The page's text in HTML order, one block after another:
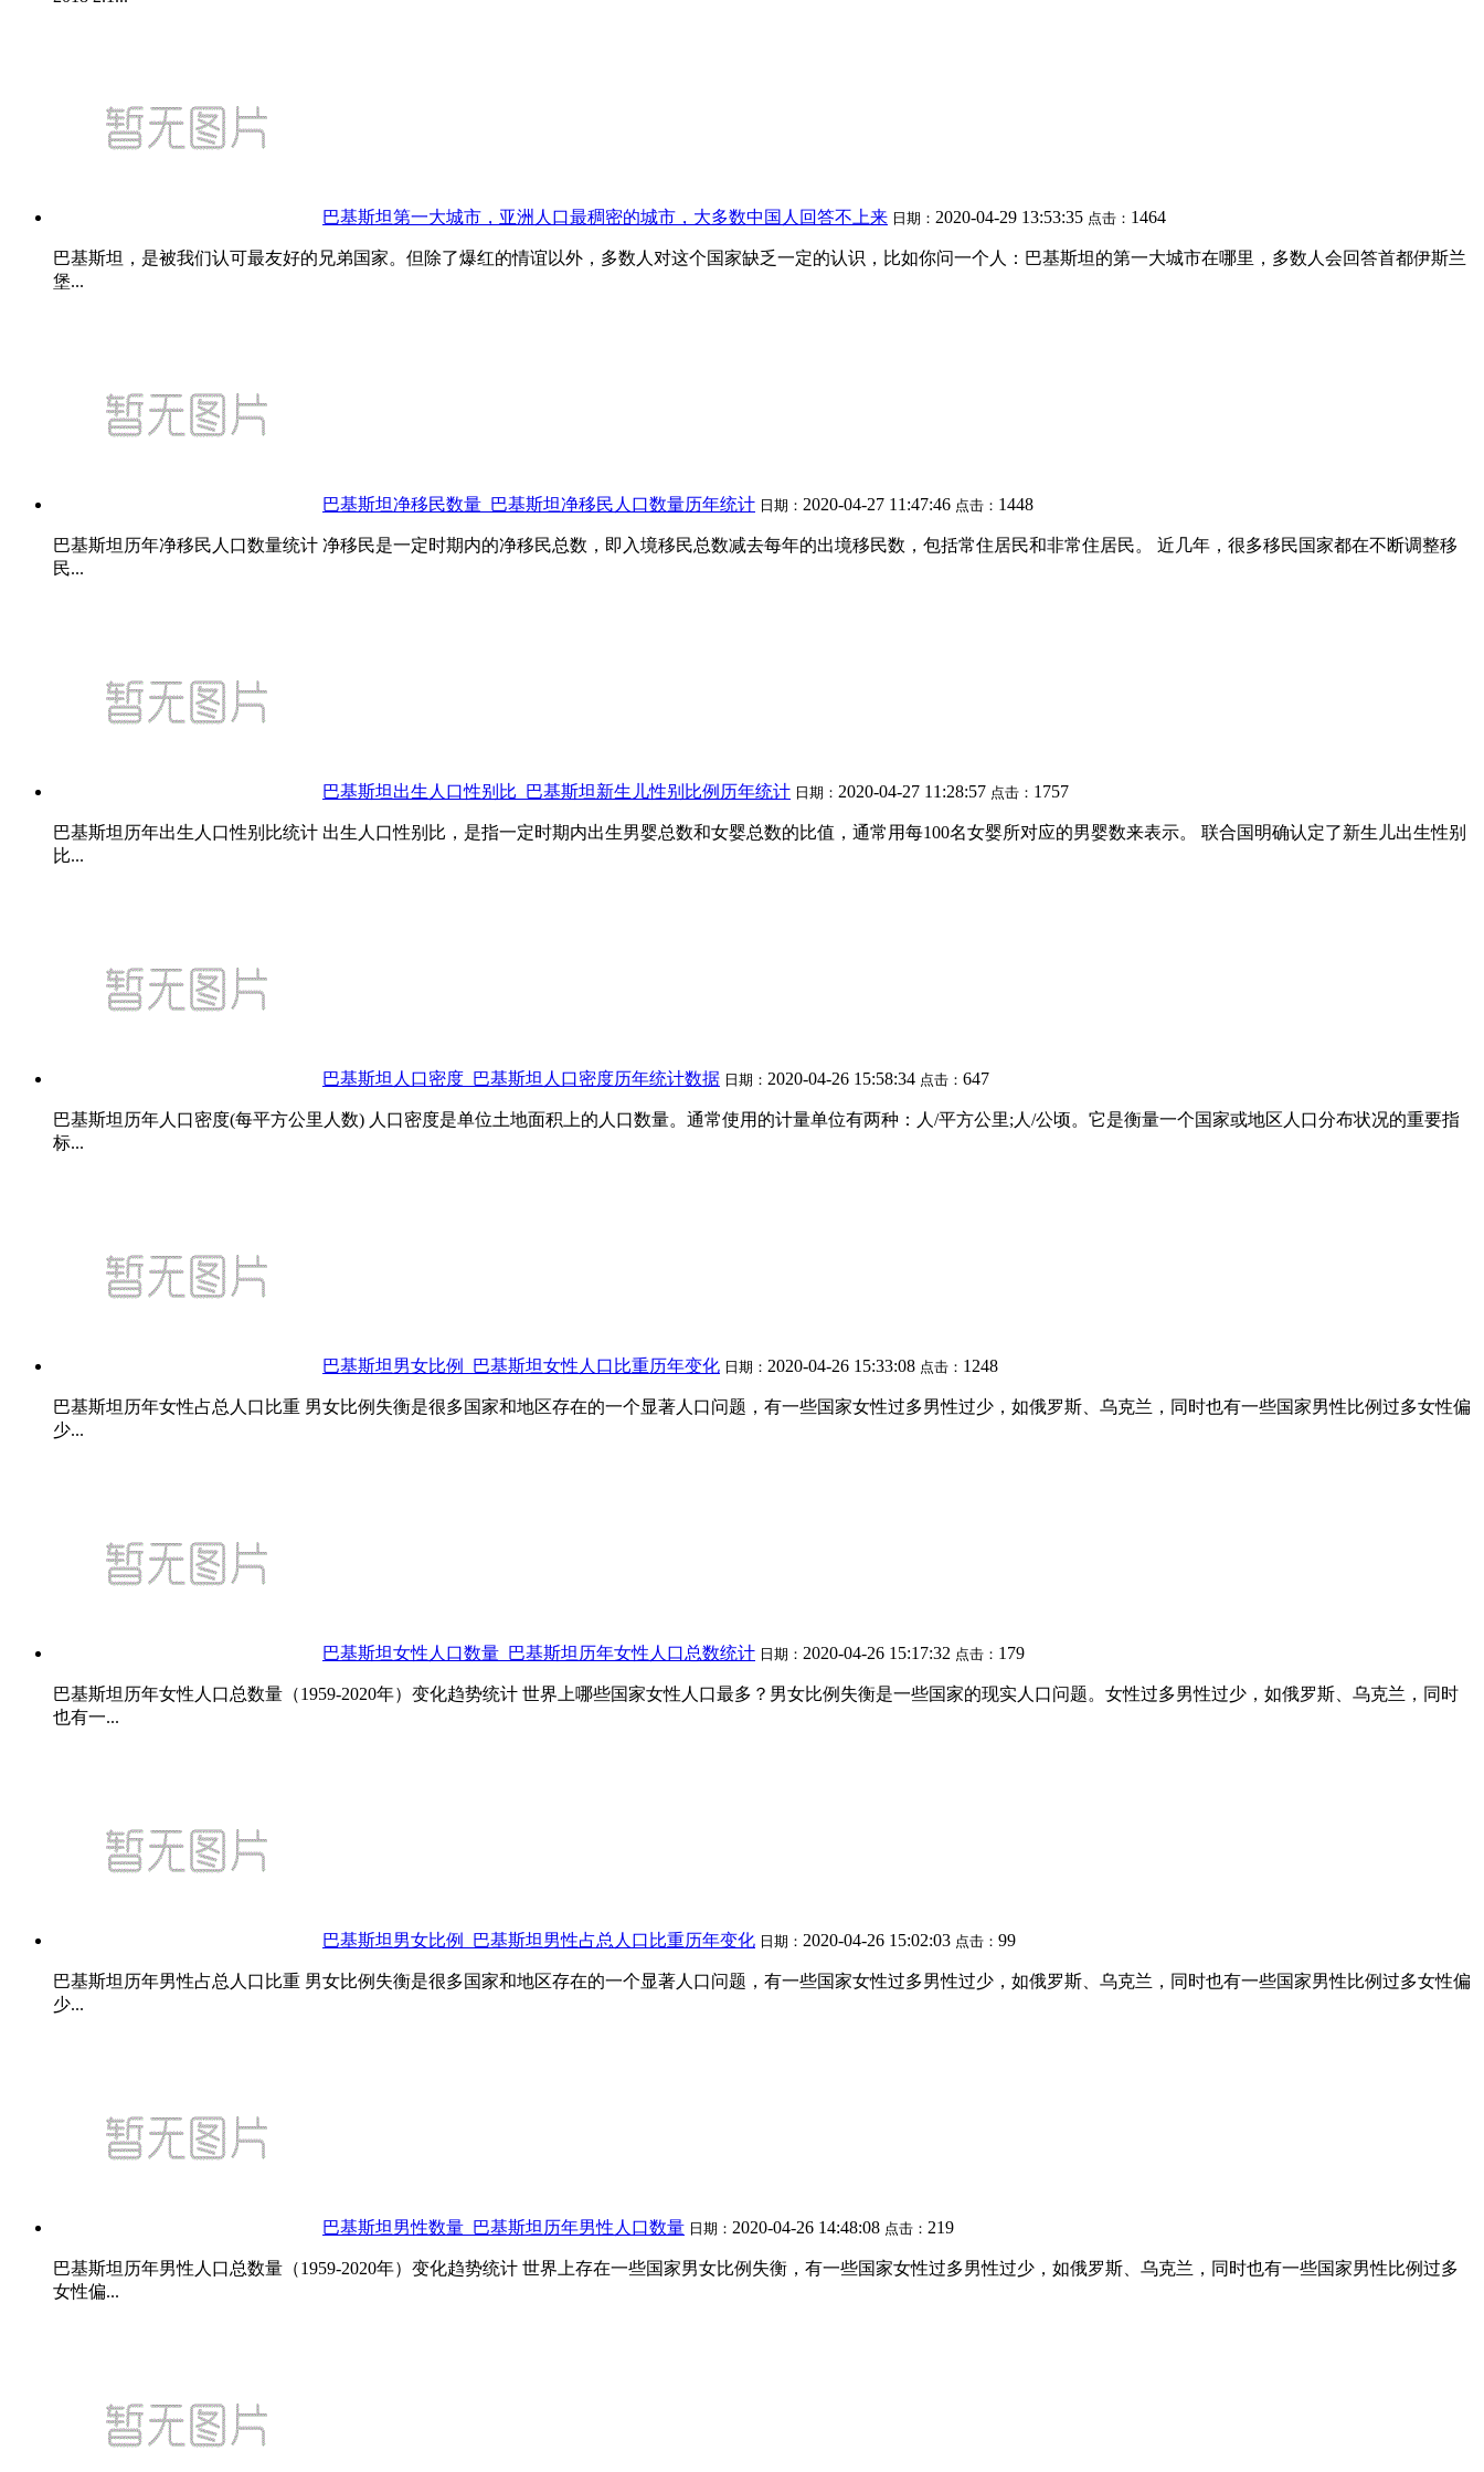
巴基斯坦第一大城市，亚洲人口最稠密的城市，大多数中国人回答不上来 日期： 2020-04-29 13:53:35 点击： 1464
巴基斯坦，是被我们认可最友好的兄弟国家。但除了爆红的情谊以外，多数人对这个国家缺乏一定的认识，比如你问一个人：巴基斯坦的第一大城市在哪里，多数人会回答首都伊斯兰
堡...
巴基斯坦净移民数量_巴基斯坦净移民人口数量历年统计 日期： 2020-04-27 11:47:46 点击： 1448
巴基斯坦历年净移民人口数量统计 净移民是一定时期内的净移民总数，即入境移民总数减去每年的出境移民数，包括常住居民和非常住居民。 近几年，很多移民国家都在不断调整移
民...
巴基斯坦出生人口性别比_巴基斯坦新生儿性别比例历年统计 日期： 2020-04-27 11:28:57 点击： 1757
巴基斯坦历年出生人口性别比统计 出生人口性别比，是指一定时期内出生男婴总数和女婴总数的比值，通常用每100名女婴所对应的男婴数来表示。 联合国明确认定了新生儿出生性别
比...
巴基斯坦人口密度_巴基斯坦人口密度历年统计数据 日期： 2020-04-26 15:58:34 点击： 647
巴基斯坦历年人口密度(每平方公里人数) 人口密度是单位土地面积上的人口数量。通常使用的计量单位有两种：人/平方公里;人/公顷。它是衡量一个国家或地区人口分布状况的重要指
标...
巴基斯坦男女比例_巴基斯坦女性人口比重历年变化 日期： 2020-04-26 15:33:08 点击： 1248
巴基斯坦历年女性占总人口比重 男女比例失衡是很多国家和地区存在的一个显著人口问题，有一些国家女性过多男性过少，如俄罗斯、乌克兰，同时也有一些国家男性比例过多女性偏
少...
巴基斯坦女性人口数量_巴基斯坦历年女性人口总数统计 日期： 2020-04-26 15:17:32 点击： 179
巴基斯坦历年女性人口总数量（1959-2020年）变化趋势统计 世界上哪些国家女性人口最多？男女比例失衡是一些国家的现实人口问题。女性过多男性过少，如俄罗斯、乌克兰，同时
也有一...
巴基斯坦男女比例_巴基斯坦男性占总人口比重历年变化 日期： 2020-04-26 15:02:03 点击： 99
巴基斯坦历年男性占总人口比重 男女比例失衡是很多国家和地区存在的一个显著人口问题，有一些国家女性过多男性过少，如俄罗斯、乌克兰，同时也有一些国家男性比例过多女性偏
少...
巴基斯坦男性数量_巴基斯坦历年男性人口数量 日期： 2020-04-26 14:48:08 点击： 219
巴基斯坦历年男性人口总数量（1959-2020年）变化趋势统计 世界上存在一些国家男女比例失衡，有一些国家女性过多男性过少，如俄罗斯、乌克兰，同时也有一些国家男性比例过多
女性偏...